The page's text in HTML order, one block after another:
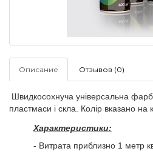
Описание Отзывов (0)
Швидкосохнуча універсальна
пластмаси і скла. Колір вказано на
Характеристики:
- Витрата приблизно 1 метр